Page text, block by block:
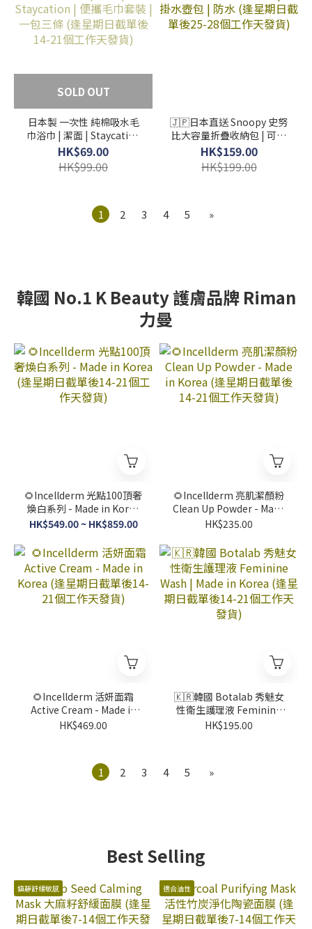
SOLD OUT
日本製 一次性 純棉吸水毛
巾浴巾 | 潔面 | Staycation
| 便攜毛巾套裝 | 一包三條
(逢星期日截單後14-21個工
作天發貨)
HK$69.00
HK$99.00
🇯🇵日本直送 Snoopy 史努
比大容量折疊收納包 | 可掛
水壺包 | 防水 (逢星期日截
單後25-28個工作天發貨)
HK$159.00
HK$199.00
1 2 3 4 5 »
韓國 No.1 K Beauty 護膚品牌 Riman
力曼
🌻Incellderm 光點100頂奢
煥白系列 - Made in Korea
(逢星期日截單後14-21個工
HK$549.00 ~ HK$859.00
🌻Incellderm 亮肌潔顏粉
Clean Up Powder - Made
in Korea (逢星期日截單後
HK$235.00
🌻Incellderm 活妍面霜
Active Cream - Made in
Korea (逢星期日截單後14-
HK$469.00
🇰🇷韓國 Botalab 秀魅女
性衛生護理液 Feminine
Wash | Made in Korea (逢
HK$195.00
1 2 3 4 5 »
Best Selling
鎮靜舒緩敏感 適合油性